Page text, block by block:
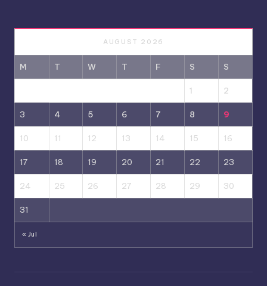
AUGUST 2026
M T W T F S S
1 2
3 4 5 6 7 8 9
10 11 12 13 14 15 16
17 18 19 20 21 22 23
24 25 26 27 28 29 30
31
« Jul